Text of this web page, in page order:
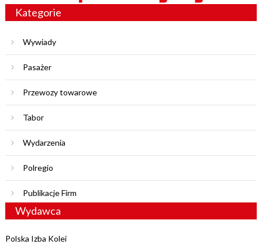
Kategorie
Wywiady
Pasażer
Przewozy towarowe
Tabor
Wydarzenia
Polregio
Publikacje Firm
Wydawca
Polska Izba Kolei